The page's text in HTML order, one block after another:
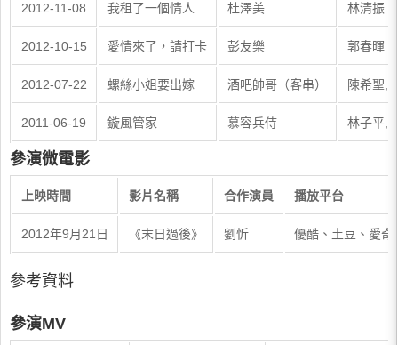
2012-11-08 我租了一個情人 杜澤美 林清振
2012-10-15 愛情來了，請打卡 彭友樂 郭春暉
2012-07-22 螺絲小姐要出嫁 酒吧帥哥（客串） 陳希聖,
2011-06-19 鏇風管家 慕容兵侍 林子平,
參演微電影
上映時間 影片名稱 合作演員 播放平台
2012年9月21日 《末日過後》 劉忻 優酷、土豆、愛奇
參考資料
參演MV